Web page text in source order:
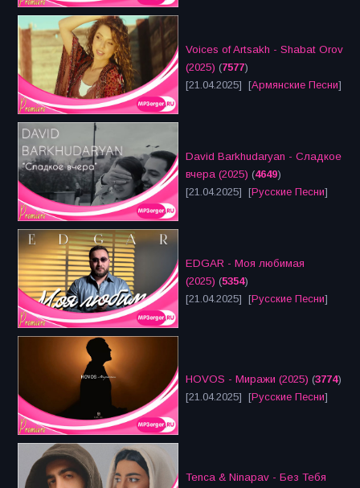
Voices of Artsakh - Shabat Orov
(2025) (7577)
[21.04.2025] [Армянские Песни]
David Barkhudaryan - Сладкое
вчера (2025) (4649)
[21.04.2025] [Русские Песни]
EDGAR - Моя любимая
(2025) (5354)
[21.04.2025] [Русские Песни]
HOVOS - Миражи (2025) (3774)
[21.04.2025] [Русские Песни]
Tenca & Ninapav - Без Тебя